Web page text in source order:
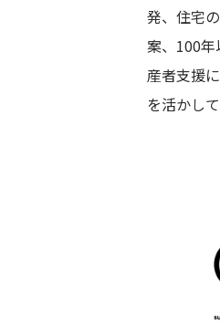
発、住宅
案、100
産者支援
を活かし